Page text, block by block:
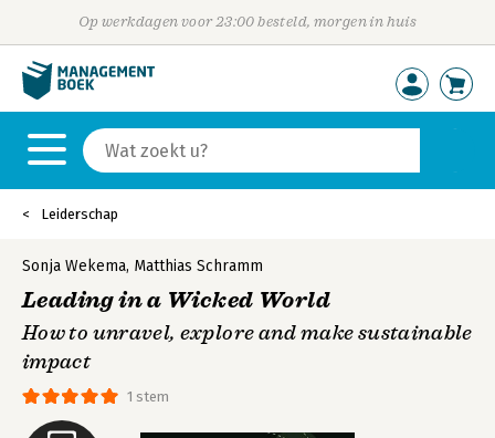
Op werkdagen voor 23:00 besteld, morgen in huis
Leiderschap
1 stem
Sonja Wekema, Matthias Schramm
Leading in a Wicked World
How to unravel, explore and make sustainable
impact